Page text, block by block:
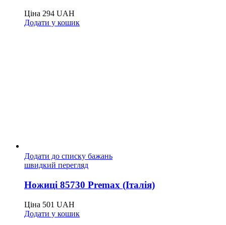
Ціна 294 UAH
Додати у кошик
Додати до списку бажань
швидкий перегляд
Ножиці 85730 Premax (Італія)
Ціна 501 UAH
Додати у кошик